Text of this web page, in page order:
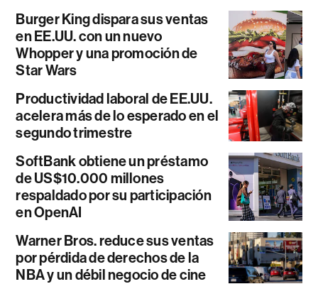
Burger King dispara sus ventas
en EE.UU. con un nuevo
Whopper y una promoción de
Star Wars
Productividad laboral de EE.UU.
acelera más de lo esperado en el
segundo trimestre
SoftBank obtiene un préstamo
de US$10.000 millones
respaldado por su participación
en OpenAI
Warner Bros. reduce sus ventas
por pérdida de derechos de la
NBA y un débil negocio de cine